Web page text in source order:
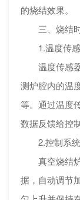
的烧结效果。
三、烧结
1.温度传
温度传感
测炉腔内的温
等。通过温度
数据反馈给控
2.控制系统
真空烧结
据，自动调节